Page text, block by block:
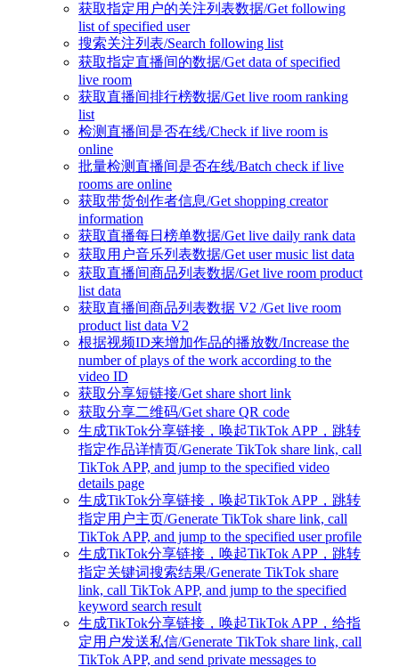
获取指定用户的关注列表数据/Get following
list of specified user
搜索关注列表/Search following list
获取指定直播间的数据/Get data of specified
live room
获取直播间排行榜数据/Get live room ranking
list
检测直播间是否在线/Check if live room is
online
批量检测直播间是否在线/Batch check if live
rooms are online
获取带货创作者信息/Get shopping creator
information
获取直播每日榜单数据/Get live daily rank data
获取用户音乐列表数据/Get user music list data
获取直播间商品列表数据/Get live room product
list data
获取直播间商品列表数据 V2 /Get live room
product list data V2
根据视频ID来增加作品的播放数/Increase the
number of plays of the work according to the
video ID
获取分享短链接/Get share short link
获取分享二维码/Get share QR code
生成TikTok分享链接，唤起TikTok APP，跳转
指定作品详情页/Generate TikTok share link, call
TikTok APP, and jump to the specified video
details page
生成TikTok分享链接，唤起TikTok APP，跳转
指定用户主页/Generate TikTok share link, call
TikTok APP, and jump to the specified user profile
生成TikTok分享链接，唤起TikTok APP，跳转
指定关键词搜索结果/Generate TikTok share
link, call TikTok APP, and jump to the specified
keyword search result
生成TikTok分享链接，唤起TikTok APP，给指
定用户发送私信/Generate TikTok share link, call
TikTok APP, and send private messages to